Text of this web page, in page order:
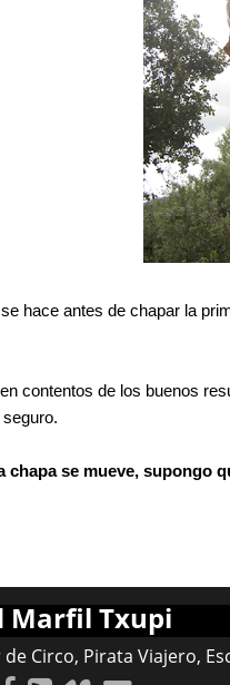
hace antes de chapar la
contentos de los buenos
se mueve, supongo
Marfil Txupi
Circo, Pirata Viajero,